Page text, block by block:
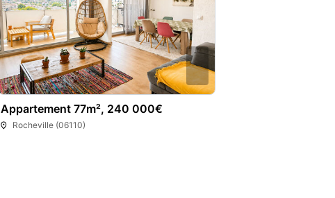
Appartement 77m², 240 000€
Rocheville (06110)